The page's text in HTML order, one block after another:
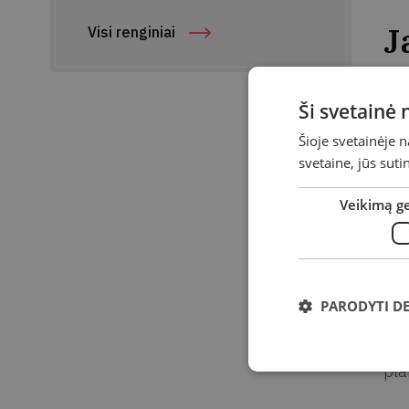
Visi renginiai
Ši svetainė
Šioje svetainėje
svetaine, jūs
Veikimą
PARODYTI